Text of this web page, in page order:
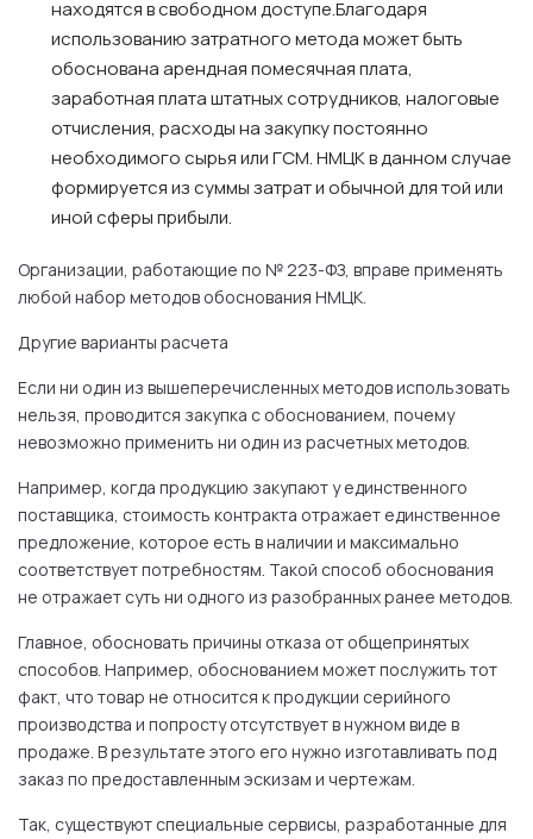
находятся в свободном доступе.Благодаря
использованию затратного метода может быть
обоснована арендная помесячная плата,
заработная плата штатных сотрудников, налоговые
отчисления, расходы на закупку постоянно
необходимого сырья или ГСМ. НМЦК в данном случае
формируется из суммы затрат и обычной для той или
иной сферы прибыли.
Организации, работающие по № 223-ФЗ, вправе применять
любой набор методов обоснования НМЦК.
Другие варианты расчета
Если ни один из вышеперечисленных методов использовать
нельзя, проводится закупка с обоснованием, почему
невозможно применить ни один из расчетных методов.
Например, когда продукцию закупают у единственного
поставщика, стоимость контракта отражает единственное
предложение, которое есть в наличии и максимально
соответствует потребностям. Такой способ обоснования
не отражает суть ни одного из разобранных ранее методов.
Главное, обосновать причины отказа от общепринятых
способов. Например, обоснованием может послужить тот
факт, что товар не относится к продукции серийного
производства и попросту отсутствует в нужном виде в
продаже. В результате этого его нужно изготавливать под
заказ по предоставленным эскизам и чертежам.
Так, существуют специальные сервисы, разработанные для